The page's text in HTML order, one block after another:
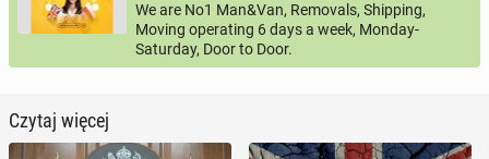
We are No1 Man&Van, Removals, Shipping,
Moving operating 6 days a week, Monday-
Saturday, Door to Door.
Czytaj więcej